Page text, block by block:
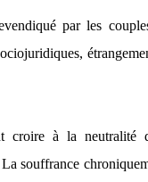
par les
croire à la neutralité
souffrance